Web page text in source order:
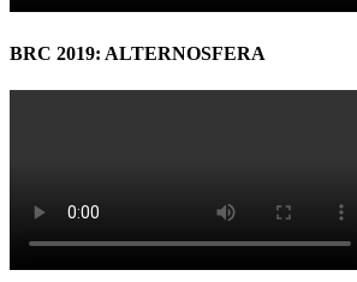
BRC 2019: ALTERNOSFERA